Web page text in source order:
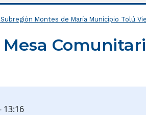
Montes de María Municipio Tolú
13:16